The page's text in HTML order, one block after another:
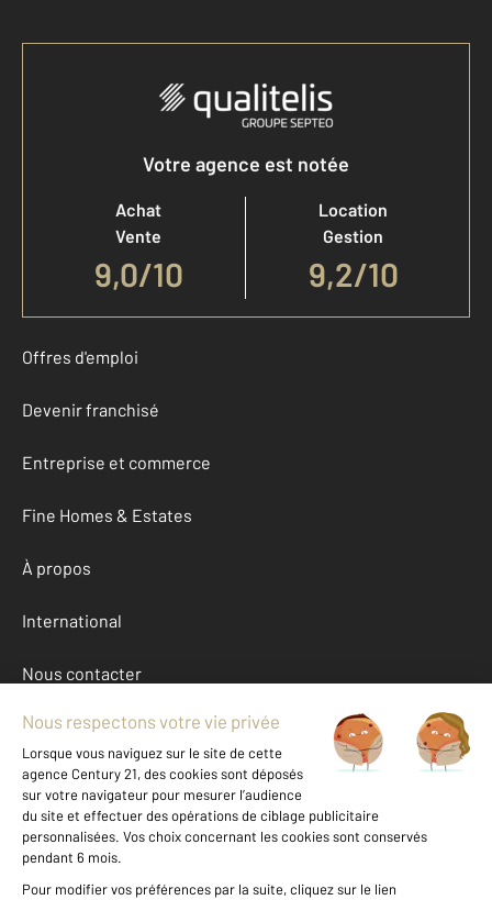
Votre agence est notée
Achat
Vente
9,0/10
Location
Gestion
9,2/10
Offres d'emploi
Devenir franchisé
Entreprise et commerce
Fine Homes & Estates
À propos
International
Nous contacter
Mentions légales & CGU et Barèmes d'honoraires
Données personnelles
Gestionnaire des cookies